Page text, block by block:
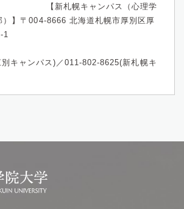
キャンパス（心理学
）】〒004-8666 北海道札幌市厚別区厚
1
キャンパス)／011-802-8625(新札幌キ